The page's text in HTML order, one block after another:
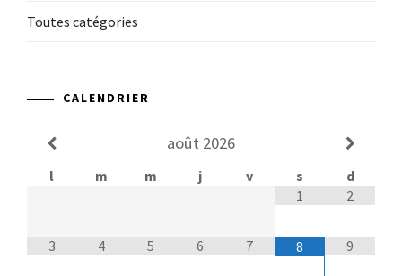
Toutes catégories
CALENDRIER
août 2026
l m m j v s
d
1
2
3 4 5 6 7 8 9